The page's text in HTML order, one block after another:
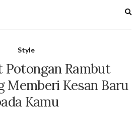
Style
Potongan Rambut
Memberi Kesan Baru
Kamu